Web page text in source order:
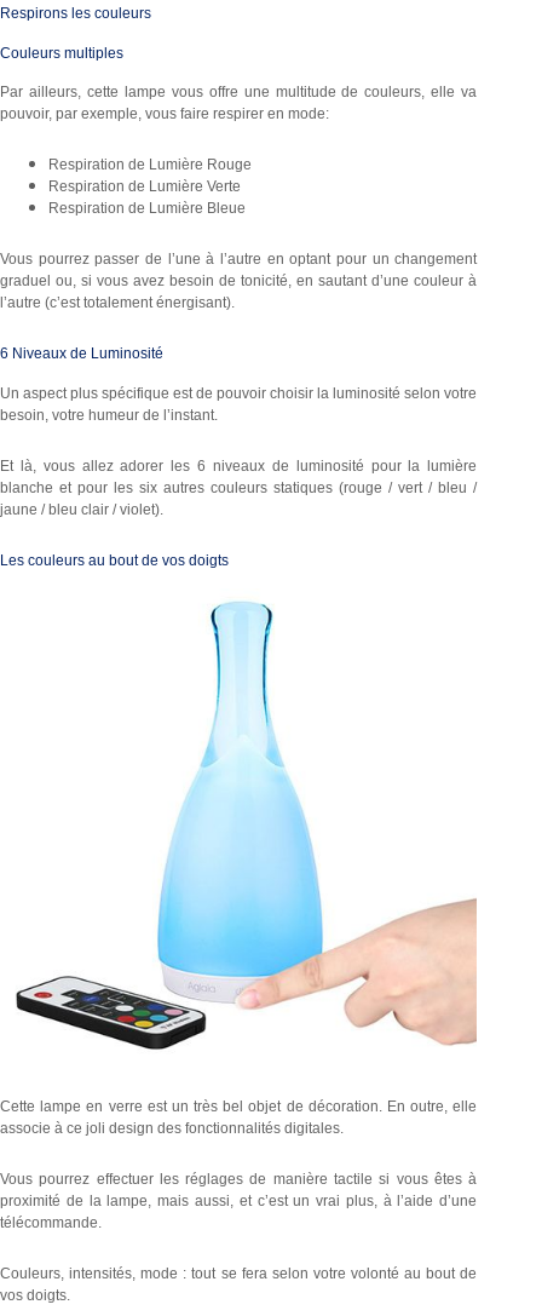
Respirons les couleurs
Couleurs multiples
Par ailleurs, cette lampe vous offre une multitude de couleurs, elle va
pouvoir, par exemple, vous faire respirer en mode:
Respiration de Lumière Rouge
Respiration de Lumière Verte
Respiration de Lumière Bleue
Vous pourrez passer de l’une à l’autre en optant pour un changement
graduel ou, si vous avez besoin de tonicité, en sautant d’une couleur à
l’autre (c’est totalement énergisant).
6 Niveaux de Luminosité
Un aspect plus spécifique est de pouvoir choisir la luminosité selon votre
besoin, votre humeur de l’instant.
Et là, vous allez adorer les 6 niveaux de luminosité pour la lumière
blanche et pour les six autres couleurs statiques (rouge / vert / bleu /
jaune / bleu clair / violet).
Les couleurs au bout de vos doigts
Cette lampe en verre est un très bel objet de décoration. En outre, elle
associe à ce joli design des fonctionnalités digitales.
Vous pourrez effectuer les réglages de manière tactile si vous êtes à
proximité de la lampe, mais aussi, et c’est un vrai plus, à l’aide d’une
télécommande.
Couleurs, intensités, mode : tout se fera selon votre volonté au bout de
vos doigts.